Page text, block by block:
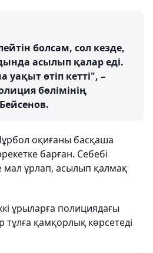
болсам, сол кезде,
асылып қалар еді.
өтіп кетті", –
бөлімінің
оқиғаны басқаша
барған. Себебі
мал ұрлап, асылып қалмақ
ұрыларға полициядағы
қамқорлық көрсетеді